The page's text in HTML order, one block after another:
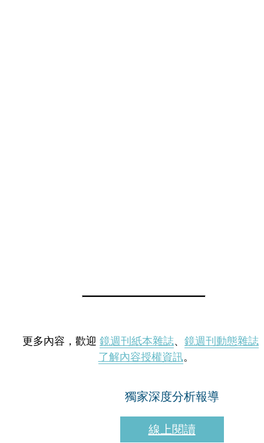
更多內容，歡迎 鏡週刊紙本雜誌、 鏡週刊動態雜誌
了解內容授權資訊。
獨家深度分析報導
線上閱讀